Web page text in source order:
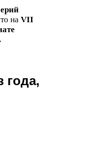
на VII
года,